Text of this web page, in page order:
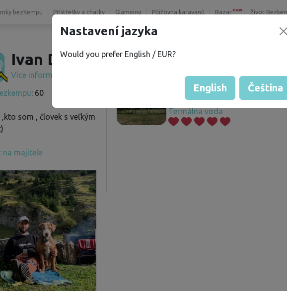
bezKempu Přístřešky a chatky Glamping Půjčovna karavanů Bazar new Život
Ivan D.
Více informací
: 60
,kto som , človek s veľkým
na majitele
Termálna voda
Nastavení jazyka
Would you prefer English / EUR?
English Čeština